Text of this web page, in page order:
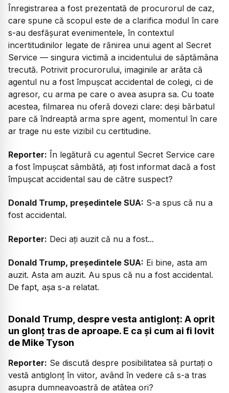
Înregistrarea a fost prezentată de procurorul de caz,
care spune că scopul este de a clarifica modul în care
s-au desfășurat evenimentele, în contextul
incertitudinilor legate de rănirea unui agent al Secret
Service — singura victimă a incidentului de săptămâna
trecută. Potrivit procurorului, imaginile ar arăta că
agentul nu a fost împușcat accidental de colegi, ci de
agresor, cu arma pe care o avea asupra sa. Cu toate
acestea, filmarea nu oferă dovezi clare: deși bărbatul
pare că îndreaptă arma spre agent, momentul în care
ar trage nu este vizibil cu certitudine.
Reporter: În legătură cu agentul Secret Service care
a fost împușcat sâmbătă, ați fost informat dacă a fost
împușcat accidental sau de către suspect?
Donald Trump, președintele SUA: S-a spus că nu a
fost accidental.
Reporter: Deci ați auzit că nu a fost...
Donald Trump, președintele SUA: Ei bine, asta am
auzit. Asta am auzit. Au spus că nu a fost accidental.
De fapt, așa s-a relatat.
Donald Trump, despre vesta antiglonț: A oprit
un glonț tras de aproape. E ca și cum ai fi lovit
de Mike Tyson
Reporter: Se discută despre posibilitatea să purtați o
vestă antiglonț în viitor, având în vedere că s-a tras
asupra dumneavoastră de atâtea ori?